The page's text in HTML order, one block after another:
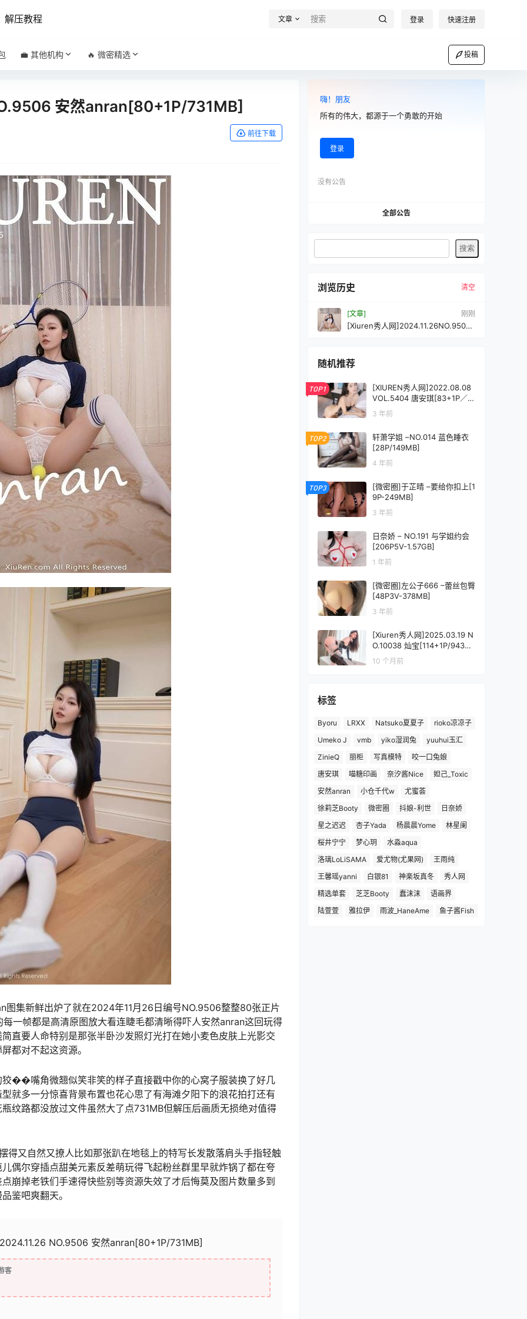
解压教程 文章 登录 快速注册
💼 其他机构 🔥 微密精选 投稿
安然anran[80+1P/731MB]
前往下载
图集新鲜出炉了就在2024年11月26日编号NO.9506整整80张正片
一帧都是高清原图放大看连睫毛都清晰得吓人安然anran这回玩得
直要人命特别是那张半卧沙发照灯光打在她小麦色皮肤上光影交
都对不起这资源。
��嘴角微翘似笑非笑的样子直接戳中你的心窝子服装换了好几
就多一分惊喜背景布置也花心思了有海滩夕阳下的浪花拍打还有
纹路都没放过文件虽然大了点731MB但解压后画质无损绝对值得
得又自然又撩人比如那张趴在地毯上的特写长发散落肩头手指轻触
偶尔穿插点甜美元素反差萌玩得飞起粉丝群里早就炸锅了都在夸
崩掉老铁们手速得快些别等资源失效了才后悔莫及图片数量多到
鉴吧爽翻天。
NO.9506 安然anran[80+1P/731MB]
客
嗨！朋友
所有的伟大，都源于一个勇敢的开始
登录
没有公告
全部公告
浏览历史 清空
[文章] 刚刚
[Xiuren秀人网]2024.11.26NO.9506
随机推荐
TOP1
[XIUREN秀人网]2022.08.08
VOL.5404 唐安琪[83+1P／7
96MB]
3 年前
TOP2
轩萧学姐 –NO.014 蓝色睡衣
[28P/149MB]
4 年前
TOP3
[微密圈]于芷晴 –要给你扣上[1
9P-249MB]
3 年前
日奈娇 – NO.191 与学姐约会
[206P5V-1.57GB]
1 年前
[微密圈]左公子666 –蕾丝包臀
[48P3V-378MB]
3 年前
[Xiuren秀人网]2025.03.19 N
O.10038 灿宝[114+1P/943M
10 个月前
标签
Byoru LRXX Natsuko夏夏子
rioko凉凉子
Umeko J
vmb yiko湿润兔
yuuhui玉汇
ZinieQ
丽柜 写真模特
咬一口兔娘
唐安琪
喵糖印画 奈汐酱Nice
妲己_Toxic
安然anran
小仓千代w
尤蜜荟
徐莉芝Booty
微密圈 抖娘-利世
日奈娇
星之迟迟
杏子Yada 杨晨晨Yome
林星阑
桜井宁宁
梦心玥
水淼aqua
洛璃LoLiSAMA
爱尤物(尤果网)
王雨纯
王馨瑶yanni
白银81 神楽坂真冬
秀人网
精选单套
芝芝Booty 蠢沫沫
语画界
陆萱萱
雅拉伊 雨波_HaneAme 鱼子酱Fish